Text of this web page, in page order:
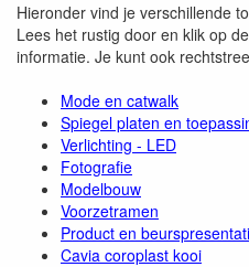
Hieronder vind je verschillende
Lees het rustig door en klik op
informatie. Je kunt ook
Mode en catwalk
Spiegel platen en
Verlichting - LED
Fotografie
Modelbouw
Voorzetramen
Product en
Cavia coroplast kooi